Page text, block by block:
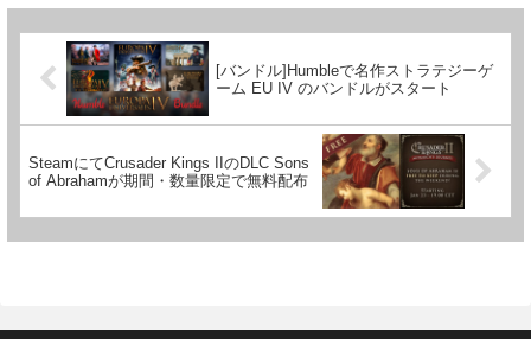
[バンドル]Humbleで名作ストラテジーゲ
ーム EU IV のバンドルがスタート
SteamにてCrusader Kings IIのDLC Sons
of Abrahamが期間・数量限定で無料配布